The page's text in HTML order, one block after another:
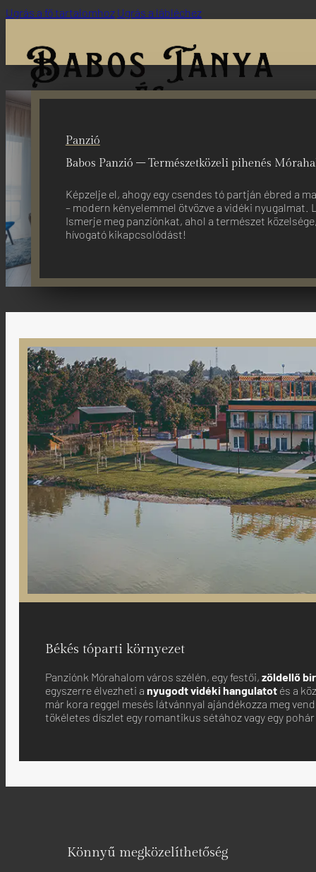
Ugrás a fő tartalomhoz Ugrás a lábléchez
Panzió
Babos Panzió – Természetközeli pihenés
Képzelje el, ahogy egy csendes tó partján ébred a
– modern kényelemmel ötvözve a vidéki
Ismerje meg panziónkat, ahol a természet
hívogató kikapcsolódást!
Békés tóparti környezet
Panziónk Mórahalom város szélén, egy festői, zöldellő
egyszerre élvezheti a nyugodt vidéki hangulatotés a
már kora reggel mesés látvánnyal ajándékozza meg
tökéletes díszlet egy romantikus sétához vagy egy
Könnyű megközelíthetőség